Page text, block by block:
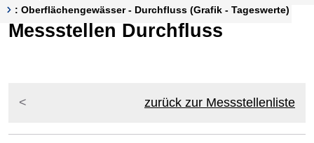
: Oberflächengewässer - Durchfluss (Grafik - Tageswerte)
Messstellen Durchfluss
zurück zur Messstellenliste